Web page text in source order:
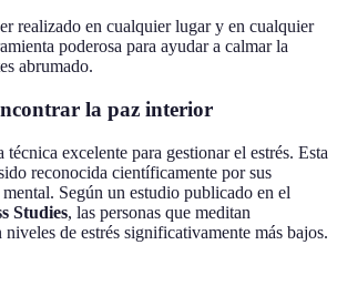
realizado en cualquier lugar y en cualquier
poderosa para ayudar a calmar la
abrumado.
la paz interior
técnica excelente para gestionar el estrés. Esta
reconocida científicamente por sus
Según un estudio publicado en el
Studies, las personas que meditan
de estrés significativamente más bajos.